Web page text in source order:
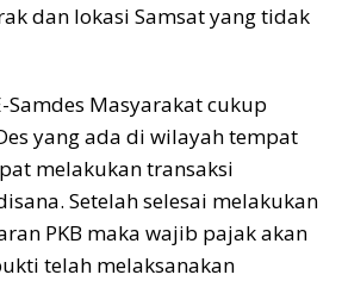
dan lokasi Samsat yang tidak
Samdes Masyarakat cukup
yang ada di wilayah tempat
melakukan transaksi
Setelah selesai melakukan
PKB maka wajib pajak akan
telah melaksanakan